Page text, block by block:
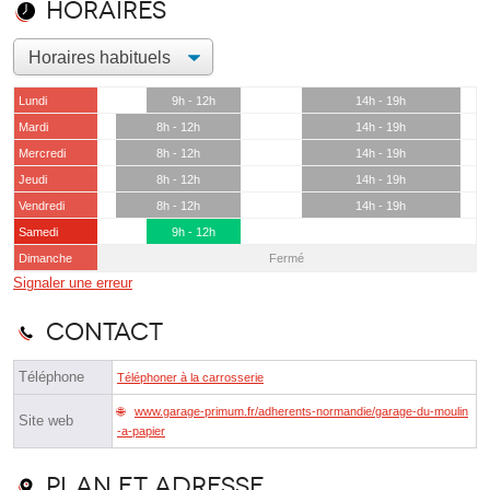
Horaires
Lundi 9h - 12h
14h - 19h
Mardi
8h - 12h
14h - 19h
Mercredi
8h - 12h
14h - 19h
Jeudi
8h - 12h
14h - 19h
Vendredi
8h - 12h
14h - 19h
Samedi
9h - 12h
Dimanche
Fermé
Signaler une erreur
Contact
Téléphone Téléphoner à la carrosserie
Site web
www.garage-primum.fr/adherents-normandie/garage-du-moulin
-a-papier